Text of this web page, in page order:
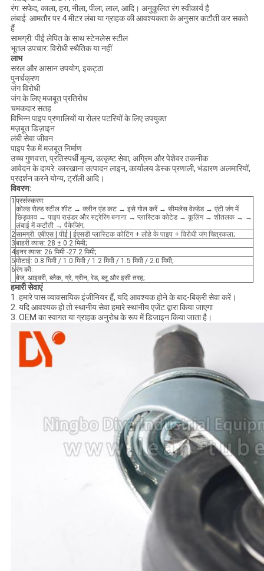
रंग: सफेद, काला, हरा, नीला, पीला, लाल, आदि। अनुकूलित रंग स्वीकार्य है
लंबाई: आमतौर पर 4 मीटर लंबा या ग्राहक की आवश्यकता के अनुसार कटौती कर सकते
हैं
सामग्री: पीई लेपित के साथ स्टेनलेस स्टील
भूतल उपचार: विरोधी स्थैतिक या नहीं
लाभ
सरल और आसान उपयोग, इकट्ठा
पुनर्चक्रण
जंग विरोधी
जंग के लिए मजबूत प्रतिरोध
चमकदार सतह
विभिन्न पाइप प्रणालियों या रोलर पटरियों के लिए उपयुक्त
मज़बूत डिज़ाइन
लंबी सेवा जीवन
पाइप रैक में मजबूत निर्माण
उच्च गुणवत्ता, प्रतिस्पर्धी मूल्य, उत्कृष्ट सेवा, अग्रिम और पेशेवर तकनीक
आवेदन के दायरे: कारखाना उत्पादन लाइन, कार्यालय डेस्क प्रणाली, भंडारण अलमारियों,
प्रदर्शन करने योग्य, ट्रॉली आदि।
विवरण:
1 प्रसंस्करण:
कोल्ड रोल्ड स्टील शीट → क्लीन एंड कट → इसे गोल करें → सीमलेस वेल्डेड → एंटी जंग में
छिड़काव → पाइप राउंडर और स्ट्रेरिंग बनाना → प्लास्टिक कोटेड → कूलिंग → शीतलक → →
लंबाई में कटौती → पैकेजिंग;
2सामग्री: एबीएस | पीई | ईएसडी प्लास्टिक कोटिंग + लोहे के पाइप + विरोधी जंग चित्रकला;
3बाहरी व्यास: 28 ± 0.2 मिमी;
4इनर व्यास: 26 मिमी -27.2 मिमी;
5मोटाई: 0.8 मिमी / 1.0 मिमी / 1.2 मिमी / 1.5 मिमी / 2.0 मिमी;
6रंग की:
बेज, आइवरी, ब्लैक, ग्रे, ग्रीन, रेड, ब्लू और इसी तरह;
हमारी सेवाएं
1. हमारे पास व्यावसायिक इंजीनियर हैं, यदि आवश्यक होने के बाद-बिक्री सेवा करें।
2. यदि आवश्यक हो तो स्थानीय सेवा हमारे स्थानीय एजेंट द्वारा किया जाएगा
3. OEM का स्वागत या ग्राहक अनुरोध के रूप में डिजाइन किया जाता है।